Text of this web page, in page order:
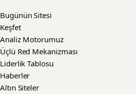
Bugünün Sitesi
Keşfet
Analiz Motorumuz
Üçlü Red Mekanizması
Liderlik Tablosu
Haberler
Altın Siteler